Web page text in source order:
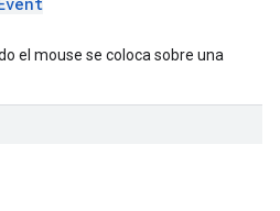
el mouse se coloca sobre una